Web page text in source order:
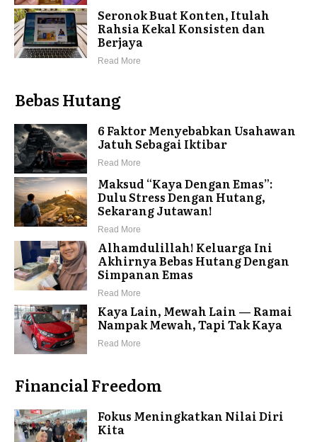
Seronok Buat Konten, Itulah
Rahsia Kekal Konsisten dan
Berjaya
Read More
Bebas Hutang
6 Faktor Menyebabkan Usahawan
Jatuh Sebagai Iktibar
Read More
Maksud “Kaya Dengan Emas”:
Dulu Stress Dengan Hutang,
Sekarang Jutawan!
Read More
Alhamdulillah! Keluarga Ini
Akhirnya Bebas Hutang Dengan
Simpanan Emas
Read More
Kaya Lain, Mewah Lain — Ramai
Nampak Mewah, Tapi Tak Kaya
Read More
Financial Freedom
Fokus Meningkatkan Nilai Diri
Kita